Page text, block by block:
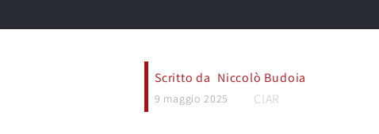
Scritto da Niccolò Budoia
9 maggio 2025 CIAR